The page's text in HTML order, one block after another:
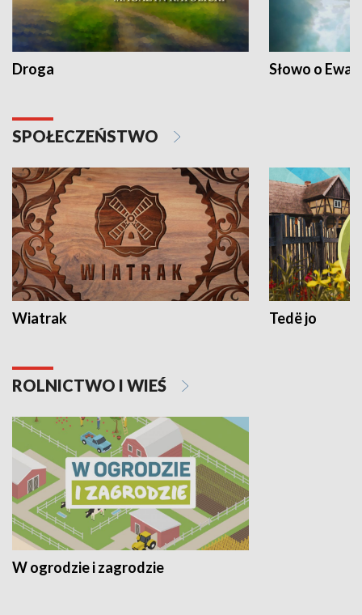
Droga Słowo o
SPOŁECZEŃSTWO
Wiatrak Tedë jo
ROLNICTWO I WIEŚ
W ogrodzie i zagrodzie